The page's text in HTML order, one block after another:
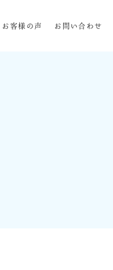
お客様の声 お問い合わせ